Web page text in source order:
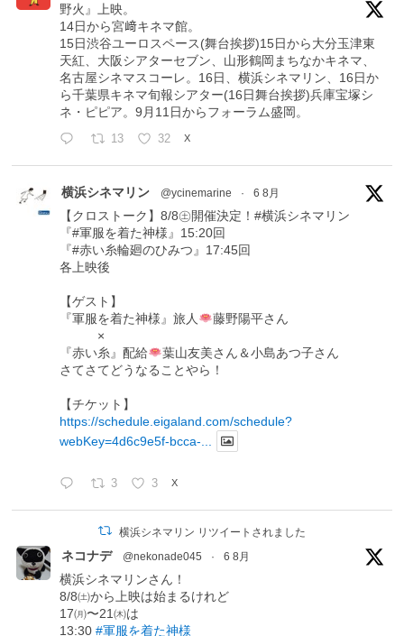
野火』上映。
14日から宮﨑キネマ館。
15日渋谷ユーロスペース(舞台挨拶)15日から大分玉津東
天紅、大阪シアターセブン、山形鶴岡まちなかキネマ、
名古屋シネマスコーレ。16日、横浜シネマリン、16日か
ら千葉県キネマ旬報シアター(16日舞台挨拶)兵庫宝塚シ
ネ・ピピア。9月11日からフォーラム盛岡。
13 32 X
横浜シネマリン @ycinemarine · 6 8月
【クロストーク】8/8㊏開催決定！#横浜シネマリン
『#軍服を着た神様』15:20回
『#赤い糸輪廻のひみつ』17:45回
各上映後
【ゲスト】
『軍服を着た神様』旅人
藤野陽平さん
×
『赤い糸』配給
葉山友美さん＆小島あつ子さん
さてさてどうなることやら！
【チケット】
https://schedule.eigaland.com/schedule?
webKey=4d6c9e5f-bcca-...
3 3 X
横浜シネマリン リツイートされました
ネコナデ @nekonade045 · 6 8月
横浜シネマリンさん！
8/8㈯から上映は始まるけれど
17㈪〜21㈭は
13:30#軍服を着た神様